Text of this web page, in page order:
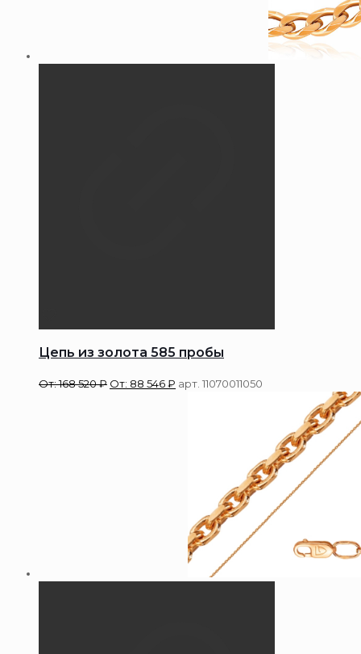
Цепь из золота 585 пробы
От:168 520₽ От: 88 546₽ арт. 11070011050